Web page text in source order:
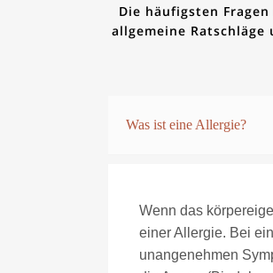
Die häufigsten
allgemeine
Was ist eine Allergie?
Wenn das
einer Allergie. Bei
unangenehmen